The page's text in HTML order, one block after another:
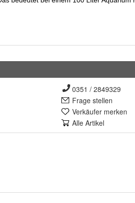
0351 / 2849329
Frage stellen
Verkäufer merken
Alle Artikel